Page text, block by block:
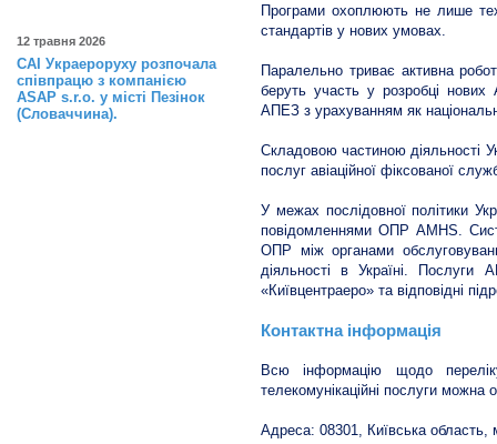
12 травня 2026
САІ Украероруху розпочала
співпрацю з компанією
ASAP s.r.o. у місті Пезінок
(Словаччина).
Програми охоплюють не лише
стандартів у нових умовах.
Паралельно триває активна
беруть участь у розробці нових
АПЕЗ з урахуванням як
Складовою частиною діяльності
послуг авіаційної фіксованої
У межах послідовної політики
повідомленнями ОПР AMHS.
ОПР між органами
діяльності в Україні.
«Київцентраеро» та відповідні
Контактна інформація
Всю інформацію щодо
телекомунікаційні послуги
Адреса: 08301, Київська область,